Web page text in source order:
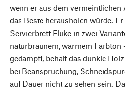
wenn er aus dem vermeintlichen
das Beste herausholen würde.
Servierbrett Fluke in zwei
naturbraunem, warmem Farbton
gedämpft, behält das dunkle
bei Beanspruchung,
auf Dauer nicht zu sehen sein.